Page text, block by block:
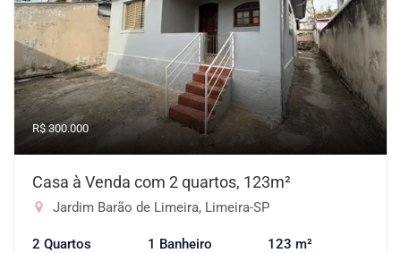
R$ 300.000
Casa à Venda com 2 quartos, 123m²
Jardim Barão de Limeira, Limeira-SP
2 Quartos 1 Banheiro 123 m²